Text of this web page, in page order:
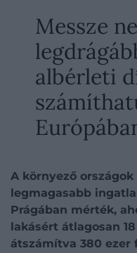
Messze
albérleti
A környező
legmagasabb
Prágában mérték,
lakásért átlagosan
átszámítva 380